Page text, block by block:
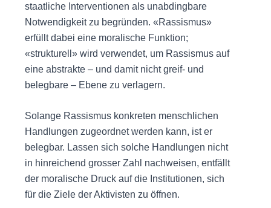
staatliche Interventionen als unabdingbare
Notwendigkeit zu begründen. «Rassismus»
erfüllt dabei eine moralische Funktion;
«strukturell» wird verwendet, um Rassismus auf
eine abstrakte – und damit nicht greif- und
belegbare – Ebene zu verlagern.
Solange Rassismus konkreten menschlichen
Handlungen zugeordnet werden kann, ist er
belegbar. Lassen sich solche Handlungen nicht
in hinreichend grosser Zahl nachweisen, entfällt
der moralische Druck auf die Institutionen, sich
für die Ziele der Aktivisten zu öffnen.